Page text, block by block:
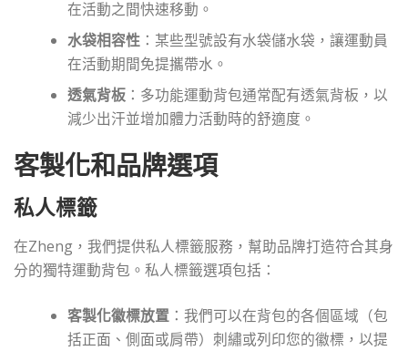
在活動之間快速移動。
水袋相容性 ：某些型號設有水袋儲水袋，讓運動員
在活動期間免提攜帶水。
透氣背板 ：多功能運動背包通常配有透氣背板，以
減少出汗並增加體力活動時的舒適度。
客製化和品牌選項
私人標籤
在Zheng，我們提供私人標籤服務，幫助品牌打造符合其身
分的獨特運動背包。私人標籤選項包括：
客製化徽標放置 ：我們可以在背包的各個區域（包
括正面、側面或肩帶）刺繡或列印您的徽標，以提